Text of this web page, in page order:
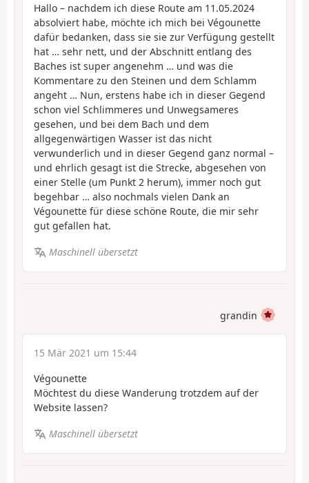
Hallo – nachdem ich diese Route am 11.05.2024
absolviert habe, möchte ich mich bei Végounette
dafür bedanken, dass sie sie zur Verfügung gestellt
hat … sehr nett, und der Abschnitt entlang des
Baches ist super angenehm … und was die
Kommentare zu den Steinen und dem Schlamm
angeht … Nun, erstens habe ich in dieser Gegend
schon viel Schlimmeres und Unwegsameres
gesehen, und bei dem Bach und dem
allgegenwärtigen Wasser ist das nicht
verwunderlich und in dieser Gegend ganz normal –
und ehrlich gesagt ist die Strecke, abgesehen von
einer Stelle (um Punkt 2 herum), immer noch gut
begehbar … also nochmals vielen Dank an
Végounette für diese schöne Route, die mir sehr
gut gefallen hat.
Maschinell übersetzt
grandin
15 Mär 2021 um 15:44
Végounette
Möchtest du diese Wanderung trotzdem auf der
Website lassen?
Maschinell übersetzt